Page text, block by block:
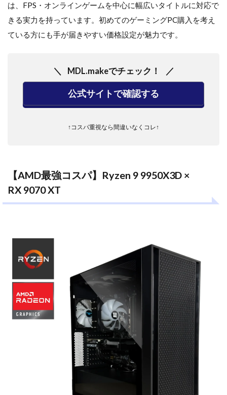
は、FPS・オンラインゲームを中心に幅広いタイトルに対応で
きる実力を持っています。初めてのゲーミングPC購入を考え
ている方にも手が届きやすい価格設定が魅力です。
MDL.makeでチェック！
公式サイトで確認する
↑コスパ重視なら間違いなくコレ↑
【AMD最強コスパ】Ryzen 9 9950X3D ×
RX 9070 XT